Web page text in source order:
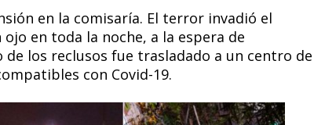
en la comisaría. El terror invadió el
en toda la noche, a la espera de
de los reclusos fue trasladado a un centro de
con Covid-19.